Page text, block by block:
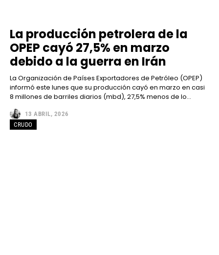
La producción petrolera de la
OPEP cayó 27,5% en marzo
debido a la guerra en Irán
La Organización de Países Exportadores de Petróleo (OPEP)
informó este lunes que su producción cayó en marzo en casi
8 millones de barriles diarios (mbd), 27,5% menos de lo...
13 ABRIL, 2026
CRUDO